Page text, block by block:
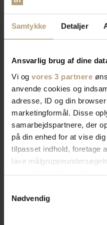
Samtykke Detaljer
Ansvarlig brug af dine
Vi og vores 3 partnere
anvende cookies og
adresse, ID og din
marketingformål. Disse
samarbejdspartnere, der
på din enhed for at vise
tilpasset indhold, foretage
lave
tilbage eller ændre
"Cookiedeklaration", eller
Nødvendig